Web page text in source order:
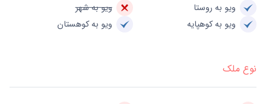
ویو به روستا
ویو به شهر
ویو به کوهپایه
ویو به کوهستان
نوع ملک